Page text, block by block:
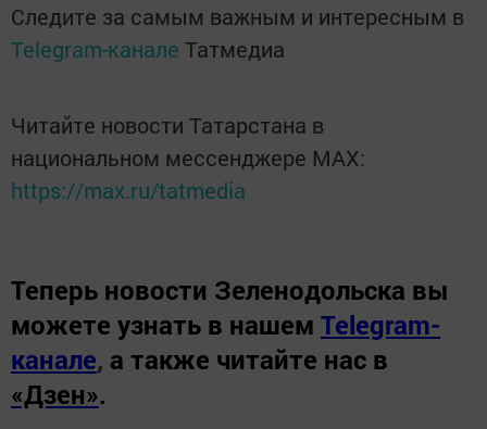
Следите за самым важным и интересным в
Telegram-канале Татмедиа
Читайте новости Татарстана в
национальном мессенджере MАХ:
https://max.ru/tatmedia
Теперь новости Зеленодольска вы
можете узнать в нашем Telegram-
канале, а также читайте нас в
«Дзен».